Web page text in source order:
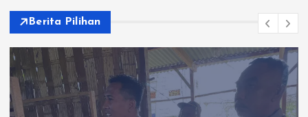
Berita Pilihan